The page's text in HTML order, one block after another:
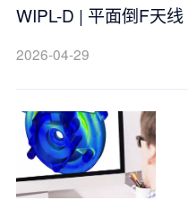
WIPL-D | 平面倒F天
2026-04-29